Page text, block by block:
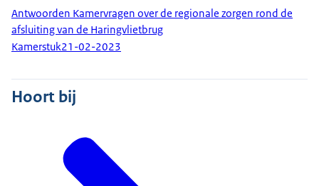
Antwoorden Kamervragen over de regionale zorgen rond de
afsluiting van de Haringvlietbrug
Kamerstuk21-02-2023
Hoort bij